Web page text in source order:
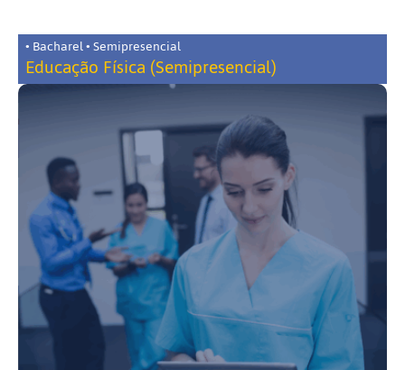
• Bacharel • Semipresencial
Educação Física (Semipresencial)